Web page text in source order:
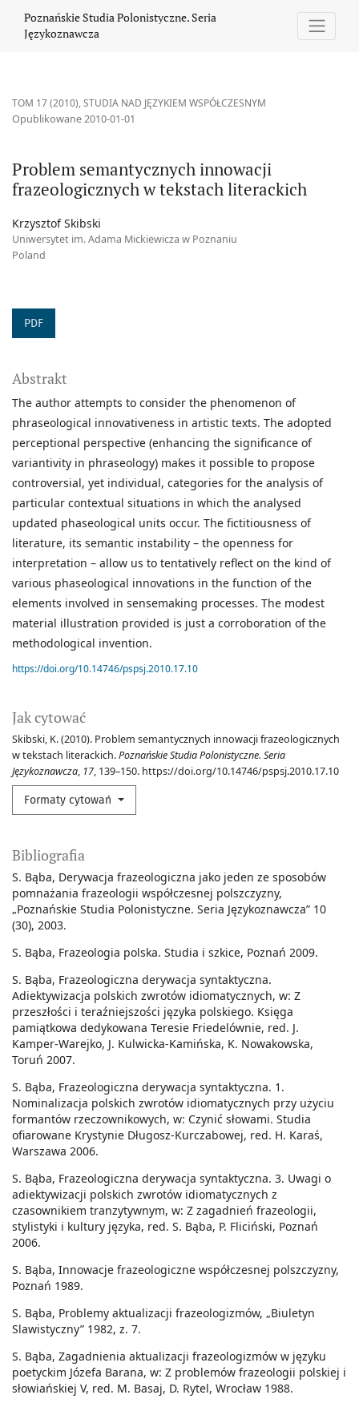
Poznańskie Studia Polonistyczne. Seria
Językoznawcza
TOM 17 (2010),STUDIA NAD JĘZYKIEM WSPÓŁCZESNYM
Problem semantycznych innowacji
frazeologicznych w tekstach literackich
Opublikowane 2010-01-01
Krzysztof Skibski
Uniwersytet im. Adama Mickiewicza w Poznaniu
Poland
PDF
Jak cytować
Skibski, K. (2010). Problem semantycznych innowacji frazeologicznych
w tekstach literackich.Poznańskie Studia Polonistyczne. Seria
Językoznawcza, 17, 139–150. https://doi.org/10.14746/pspsj.2010.17.10
Formaty cytowań
Abstrakt
The author attempts to consider the phenomenon of
phraseological innovativeness in artistic texts. The adopted
perceptional perspective (enhancing the significance of
variantivity in phraseology) makes it possible to propose
controversial, yet individual, categories for the analysis of
particular contextual situations in which the analysed
updated phaseological units occur. The fictitiousness of
literature, its semantic instability – the openness for
interpretation – allow us to tentatively reflect on the kind of
various phaseological innovations in the function of the
elements involved in sensemaking processes. The modest
material illustration provided is just a corroboration of the
methodological invention.
https://doi.org/10.14746/pspsj.2010.17.10
Bibliografia
S. Bąba, Derywacja frazeologiczna jako jeden ze sposobów
pomnażania frazeologii współczesnej polszczyzny,
„Poznańskie Studia Polonistyczne. Seria Językoznawcza” 10
(30), 2003.
S. Bąba, Frazeologia polska. Studia i szkice, Poznań 2009.
S. Bąba, Frazeologiczna derywacja syntaktyczna.
Adiektywizacja polskich zwrotów idiomatycznych, w: Z
przeszłości i teraźniejszości języka polskiego. Księga
pamiątkowa dedykowana Teresie Friedelównie, red. J.
Kamper-Warejko, J. Kulwicka-Kamińska, K. Nowakowska,
Toruń 2007.
S. Bąba, Frazeologiczna derywacja syntaktyczna. 1.
Nominalizacja polskich zwrotów idiomatycznych przy użyciu
formantów rzeczownikowych, w: Czynić słowami. Studia
ofiarowane Krystynie Długosz-Kurczabowej, red. H. Karaś,
Warszawa 2006.
S. Bąba, Frazeologiczna derywacja syntaktyczna. 3. Uwagi o
adiektywizacji polskich zwrotów idiomatycznych z
czasownikiem tranzytywnym, w: Z zagadnień frazeologii,
stylistyki i kultury języka, red. S. Bąba, P. Fliciński, Poznań
2006.
S. Bąba, Innowacje frazeologiczne współczesnej polszczyzny,
Poznań 1989.
S. Bąba, Problemy aktualizacji frazeologizmów, „Biuletyn
Slawistyczny” 1982, z. 7.
S. Bąba, Zagadnienia aktualizacji frazeologizmów w języku
poetyckim Józefa Barana, w: Z problemów frazeologii polskiej i
słowiańskiej V, red. M. Basaj, D. Rytel, Wrocław 1988.